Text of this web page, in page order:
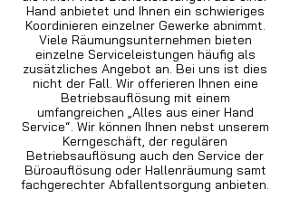
Hand anbietet und Ihnen ein schwieriges
Koordinieren einzelner Gewerke abnimmt.
Viele Räumungsunternehmen bieten
einzelne Serviceleistungen häufig als
zusätzliches Angebot an. Bei uns ist dies
nicht der Fall. Wir offerieren Ihnen eine
Betriebsauflösung mit einem
umfangreichen „Alles aus einer Hand
Service“. Wir können Ihnen nebst unserem
Kerngeschäft, der regulären
Betriebsauflösung auch den Service der
Büroauflösung oder Hallenräumung samt
fachgerechter Abfallentsorgung anbieten.